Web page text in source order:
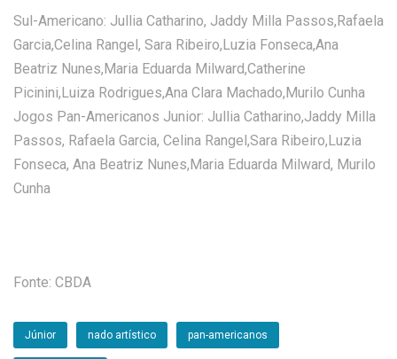
Sul-Americano: Jullia Catharino, Jaddy Milla Passos,Rafaela
Garcia,Celina Rangel, Sara Ribeiro,Luzia Fonseca,Ana
Beatriz Nunes,Maria Eduarda Milward,Catherine
Picinini,Luiza Rodrigues,Ana Clara Machado,Murilo Cunha
Jogos Pan-Americanos Junior: Jullia Catharino,Jaddy Milla
Passos, Rafaela Garcia, Celina Rangel,Sara Ribeiro,Luzia
Fonseca, Ana Beatriz Nunes,Maria Eduarda Milward, Murilo
Cunha
Fonte: CBDA
Júnior nado artístico pan-americanos